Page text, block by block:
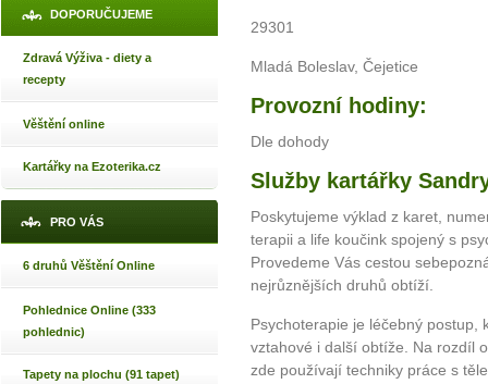
DOPORUČUJEME
Zdravá Výživa - diety a
recepty
Věštění online
Kartářky na Ezoterika.cz
PRO VÁS
6 druhů Věštění Online
Pohlednice Online (333
pohlednic)
Tapety na plochu (91 tapet)
29301
Mladá Boleslav, Čejetice
Provozní hodiny:
Dle dohody
Služby kartářky
Poskytujeme výklad z karet,
terapii a life koučink spojený s
Provedeme Vás cestou
nejrůznějších druhů obtíží.
Psychoterapie je léčebný postup,
vztahové i další obtíže. Na rozdíl
zde používají techniky práce s